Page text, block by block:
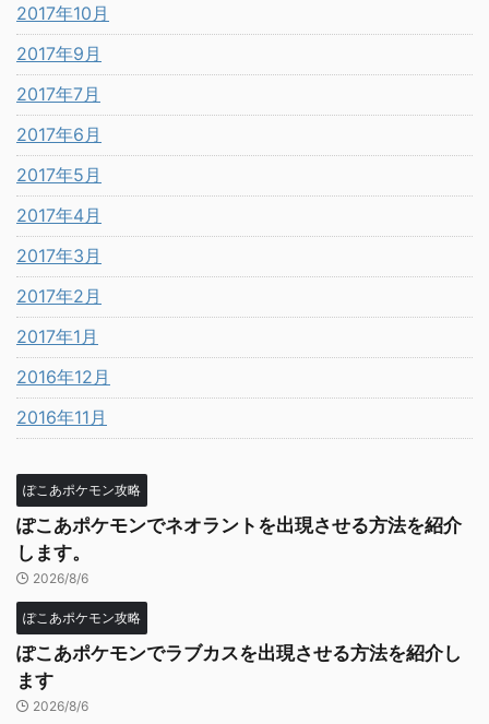
2017年10月
2017年9月
2017年7月
2017年6月
2017年5月
2017年4月
2017年3月
2017年2月
2017年1月
2016年12月
2016年11月
ぽこあポケモン攻略
ぽこあポケモンでネオラントを出現させる方法を紹介
します。
2026/8/6
ぽこあポケモン攻略
ぽこあポケモンでラブカスを出現させる方法を紹介し
ます
2026/8/6